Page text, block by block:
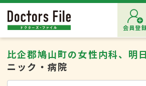
会員登
比企郡鳩山町の女性内科、明
ニック・病院